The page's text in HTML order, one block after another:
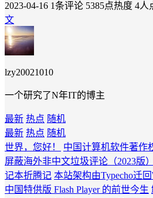
2023-04-16 1条评论 5385点热度 4人
文
lzy20021010
一个研究了N年IT的博主
最新 热点 随机
最新 热点 随机
世界，您好！
中国计算机软件著作
屏蔽海外非中文垃圾评论（2023版）
记本折腾记 本站架构由Typecho迁回
中国特供版 Flash Player 的前世今生